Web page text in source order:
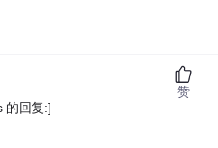
的回复:]
赞